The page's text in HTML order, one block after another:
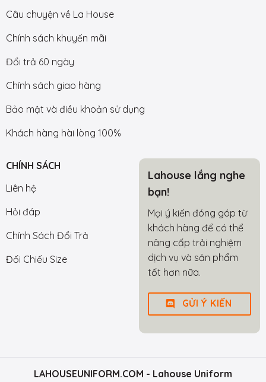
Câu chuyện về La House
Chính sách khuyến mãi
Đổi trả 60 ngày
Chính sách giao hàng
Bảo mật và điều khoản sử dụng
Khách hàng hài lòng 100%
CHÍNH SÁCH
Liên hệ
Hỏi đáp
Chính Sách Đổi Trả
Đối Chiếu Size
Lahouse lắng nghe
bạn!
Mọi ý kiến đóng góp từ
khách hàng để có thể
nâng cấp trải nghiệm
dịch vụ và sản phẩm
tốt hơn nữa.
GỬI Ý KIẾN
LAHOUSEUNIFORM.COM - Lahouse Uniform